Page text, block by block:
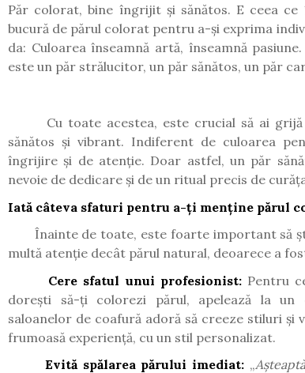
Păr colorat, bine îngrijit și sănătos. E ceea
bucură de părul colorat pentru a-și exprima
da: Culoarea înseamnă artă, înseamnă
este un păr strălucitor, un păr sănătos, un păr
Cu toate acestea, este crucial să ai
sănătos și vibrant. Indiferent de culoarea
îngrijire și de atenție. Doar astfel, un păr
nevoie de dedicare și de un ritual precis de
Iată câteva sfaturi pentru a-ți menține părul
Înainte de toate, este foarte important să
multă atenție decât părul natural, deoarece a
Cere sfatul unui profesionist:Pentru
dorești să-ți colorezi părul, apelează la un
saloanelor de coafură adoră să creeze stiluri și
frumoasă experiență, cu un stil personalizat.
Evită spălarea părului imediat: „